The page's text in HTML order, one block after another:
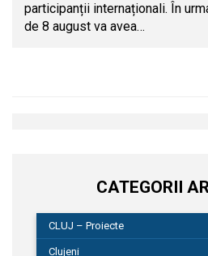
participanții internaționali. În
de 8 august va avea…
CATEGORII
CLUJ – Proiecte
Clujeni